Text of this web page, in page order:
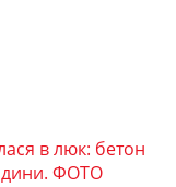
в люк: бетон
ФОТО